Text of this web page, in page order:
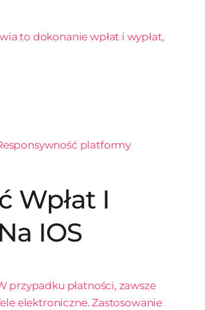
to dokonanie wpłat i wypłat,
platformy
Wpłat I
IOS
przypadku płatności, zawsze
elektroniczne. Zastosowanie